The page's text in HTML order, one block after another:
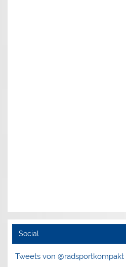
Social
Tweets von @radsportkompakt